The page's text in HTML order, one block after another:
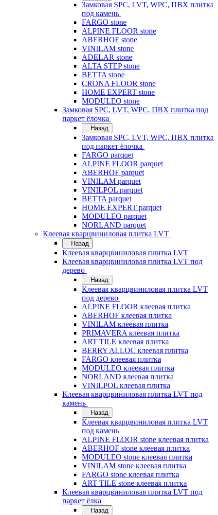
Замковая SPC, LVT, WPC, ПВХ плитка
под камень
FARGO stone
ALPINE FLOOR stone
ABERHOF stone
VINILAM stone
ADELAR stone
ALTA STEP stone
BETTA stone
CRONA FLOOR stone
HOME EXPERT stone
MODULEO stone
Замковая SPC, LVT, WPC, ПВХ плитка под
паркет ёлочка
Назад
Замковая SPC, LVT, WPC, ПВХ плитка
под паркет ёлочка
FARGO parquet
ALPINE FLOOR parquet
ABERHOF parquet
VINILAM parquet
VINILPOL parquet
BETTA parquet
HOME EXPERT parquet
MODULEO parquet
NORLAND parquet
Клеевая кварцвиниловая плитка LVT
Назад
Клеевая кварцвиниловая плитка LVT
Клеевая кварцвиниловая плитка LVT под
дерево
Назад
Клеевая кварцвиниловая плитка LVT
под дерево
ALPINE FLOOR клеевая плитка
ABERHOF клеевая плитка
VINILAM клеевая плитка
PRIMAVERA клеевая плитка
ART TILE клеевая плитка
BERRY ALLOC клеевая плитка
FARGO клеевая плитка
MODULEO клеевая плитка
NORLAND клеевая плитка
VINILPOL клеевая плитка
Клеевая кварцвиниловая плитка LVT под
камень
Назад
Клеевая кварцвиниловая плитка LVT
под камень
ALPINE FLOOR stone клеевая плитка
ABERHOF stone клеевая плитка
MODULEO stone клеевая плитка
VINILAM stone клеевая плитка
FARGO stone клеевая плитка
ART TILE stone клеевая плитка
Клеевая кварцвиниловая плитка LVT под
паркет ёлка
Назад